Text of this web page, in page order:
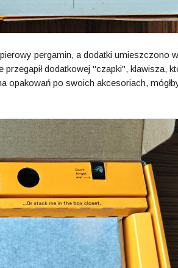
pergamin, a dodatki umieszczono w
dodatkowej "czapki", klawisza,
opakowań po swoich akcesoriach,